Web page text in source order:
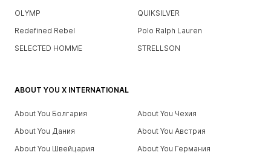
OLYMP
QUIKSILVER
Redefined Rebel
Polo Ralph Lauren
SELECTED HOMME
STRELLSON
ABOUT YOU X INTERNATIONAL
About You Болгария
About You Чехия
About You Дания
About You Австрия
About You Швейцария
About You Германия